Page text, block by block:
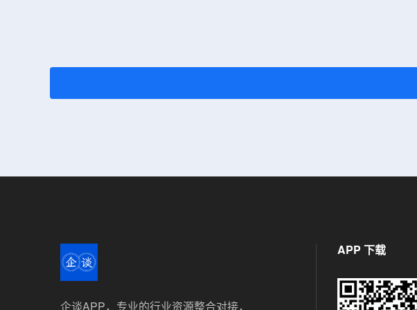
企谈APP，专业的行业资源整合对接，
APP 下载